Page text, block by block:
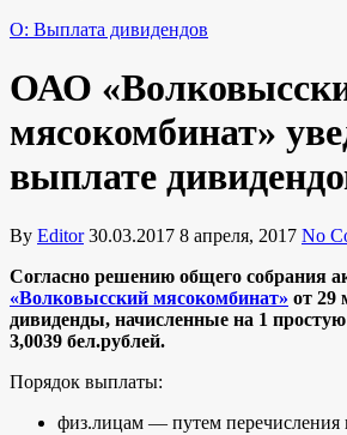
O: Выплата дивидендов
ОАО
мясокомбинат»
выплате
By Editor 30.03.2017 8 апреля, 2017 No
Согласно решению общего собрания
«Волковысский мясокомбинат» от 29
дивиденды, начисленные на 1
3,0039 бел.рублей.
Порядок выплаты:
физ.лицам — путем перечисления